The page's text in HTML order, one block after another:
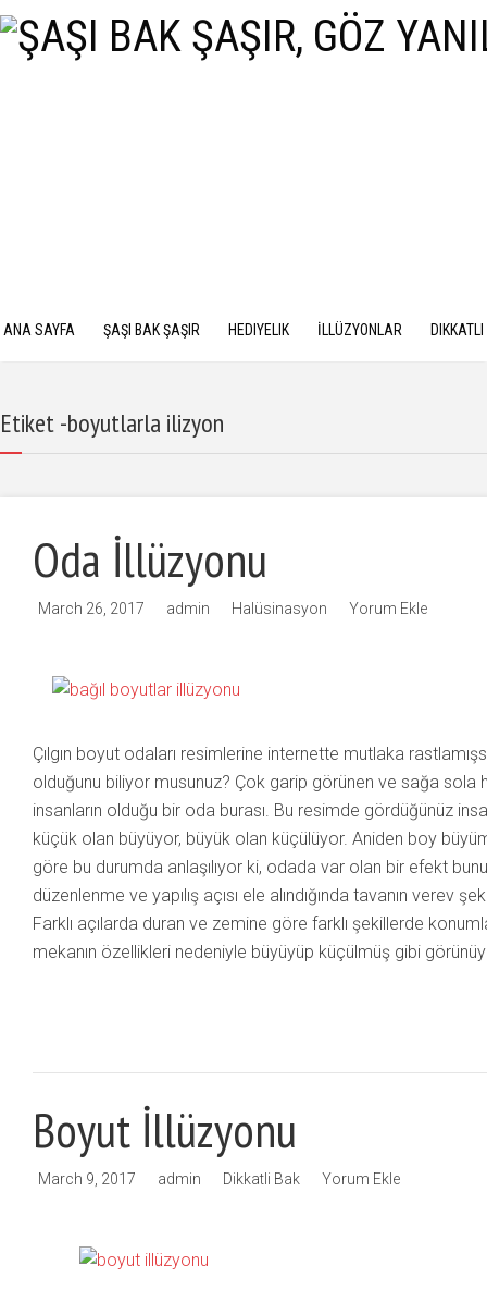
ANA SAYFA ŞAŞI BAK ŞAŞIR HEDIYELIK İLLÜZYONLAR
Etiket -boyutlarla ilizyon
Oda İllüzyonu
March 26, 2017 admin Halüsinasyon Yorum Ekle
Çılgın boyut odaları resimlerine internette mutlaka
olduğunu biliyor musunuz? Çok garip görünen ve sağa
insanların olduğu bir oda burası. Bu resimde gördüğünüz
küçük olan büyüyor, büyük olan küçülüyor. Aniden boy
göre bu durumda anlaşılıyor ki, odada var olan bir efekt
düzenlenme ve yapılış açısı ele alındığında tavanın verev
Farklı açılarda duran ve zemine göre farklı şekillerde
mekanın özellikleri nedeniyle büyüyüp küçülmüş gibi
Boyut İllüzyonu
March 9, 2017 admin Dikkatli Bak Yorum Ekle